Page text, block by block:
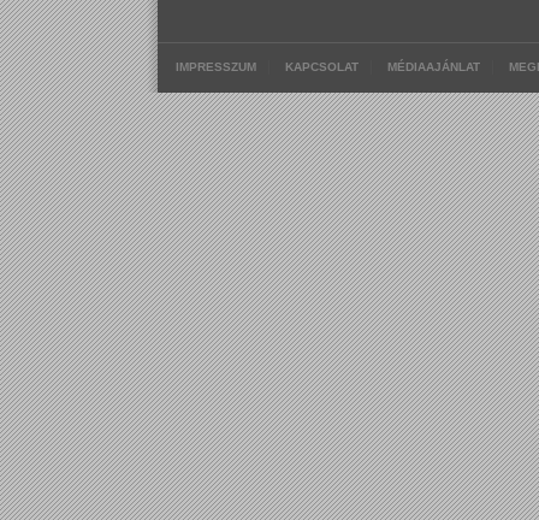
IMPRESSZUM KAPCSOLAT MÉDIAAJÁNLAT